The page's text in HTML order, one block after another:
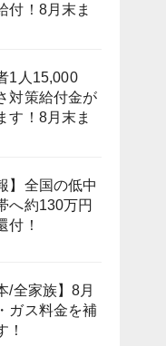
付！8月末ま
1人15,000
対策給付金が
す！8月末ま
】全国の低中
へ約130万円
付！
/全家族】8月
ガス料金を補
！